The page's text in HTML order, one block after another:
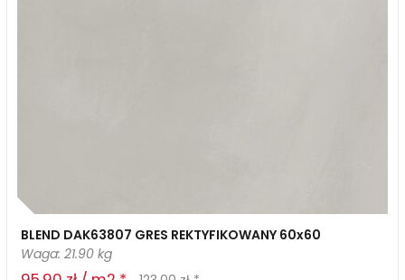
BLEND DAK63807 GRES REKTYFIKOWANY 60x60
Waga: 21.90 kg